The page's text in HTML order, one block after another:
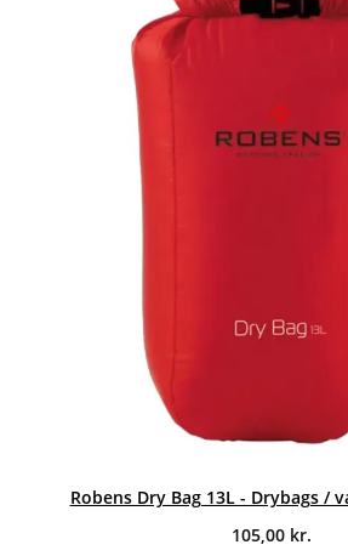
Robens Dry Bag 13L - Drybags /
105,00 kr.